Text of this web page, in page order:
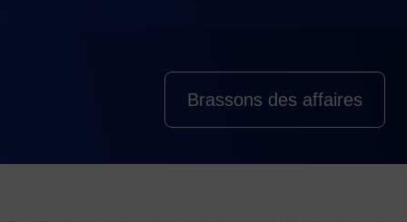
Brassons des affaires